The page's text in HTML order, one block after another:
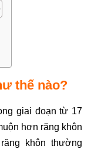
thế nào?
giai đoạn từ 17
hơn răng khôn
khôn thường